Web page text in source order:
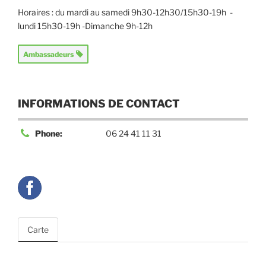
Horaires : du mardi au samedi 9h30-12h30/15h30-19h -
lundi 15h30-19h -Dimanche 9h-12h
Ambassadeurs
INFORMATIONS DE CONTACT
Phone: 06 24 41 11 31
Carte